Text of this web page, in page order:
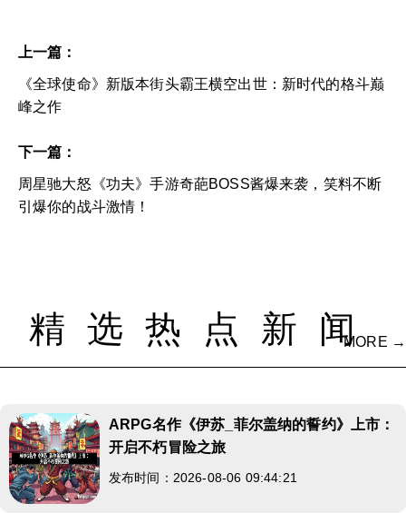
上一篇：
《全球使命》新版本街头霸王横空出世：新时代的格斗巅
峰之作
下一篇：
周星驰大怒《功夫》手游奇葩BOSS酱爆来袭，笑料不断
引爆你的战斗激情！
精选热点新闻
MORE →
ARPG名作《伊苏_菲尔盖纳的誓约》上市：
开启不朽冒险之旅
发布时间：2026-08-06 09:44:21